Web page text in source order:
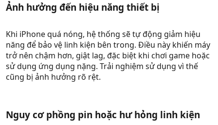
Ảnh hưởng đến hiệu năng thiết bị​
Khi iPhone quá nóng, hệ thống sẽ tự động giảm hiệu
năng để bảo vệ linh kiện bên trong. Điều này khiến máy
trở nên chậm hơn, giật lag, đặc biệt khi chơi game hoặc
sử dụng ứng dụng nặng. Trải nghiệm sử dụng vì thế
cũng bị ảnh hưởng rõ rệt.
Nguy cơ phồng pin hoặc hư hỏng linh kiện​